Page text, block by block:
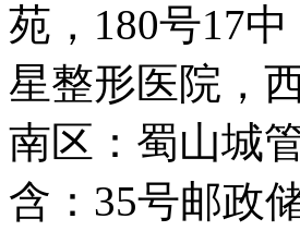
苑，180号17
星整形医院，
南区：蜀山城
含：35号邮政